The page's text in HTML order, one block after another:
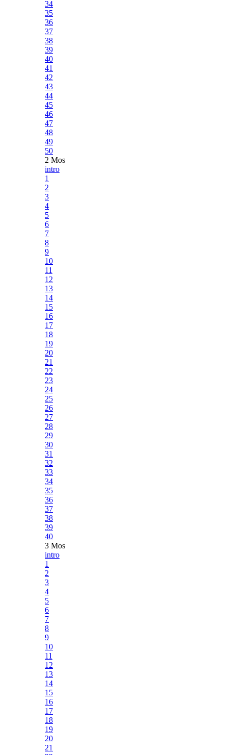
34
35
36
37
38
39
40
41
42
43
44
45
46
47
48
49
50
2 Mos
intro
1
2
3
4
5
6
7
8
9
10
11
12
13
14
15
16
17
18
19
20
21
22
23
24
25
26
27
28
29
30
31
32
33
34
35
36
37
38
39
40
3 Mos
intro
1
2
3
4
5
6
7
8
9
10
11
12
13
14
15
16
17
18
19
20
21